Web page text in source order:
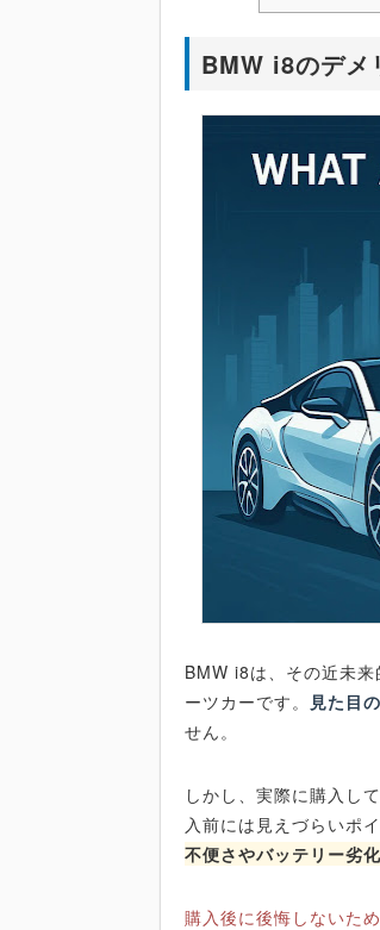
BMW i8のデメ
BMW i8は、その近未
ーツカーです。 見た目
せん。
しかし、実際に購入し
入前には見えづらいポ
不便さやバッテリー劣
購入後に後悔しないた